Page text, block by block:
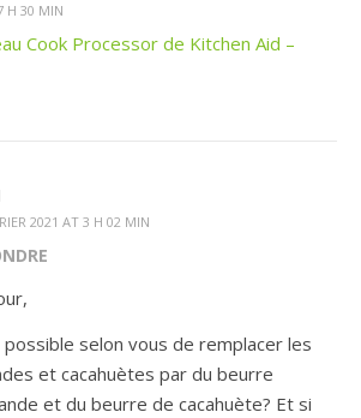
H 30 MIN
Cook Processor de Kitchen Aid –
2021 AT 3 H 02 MIN
possible selon vous de remplacer les
et cacahuètes par du beurre
et du beurre de cacahuète? Et si